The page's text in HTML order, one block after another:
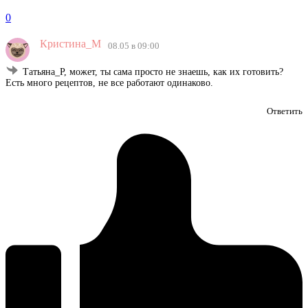
0
Кристина_М 08.05 в 09:00
Татьяна_Р, может, ты сама просто не знаешь, как их готовить?
Есть много рецептов, не все работают одинаково.
Ответить